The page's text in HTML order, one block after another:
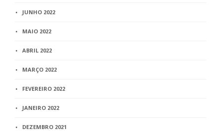
JUNHO 2022
MAIO 2022
ABRIL 2022
MARÇO 2022
FEVEREIRO 2022
JANEIRO 2022
DEZEMBRO 2021